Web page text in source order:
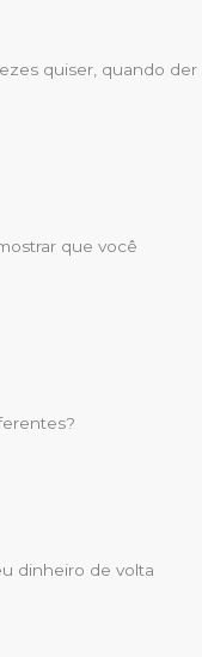
quiser, quando der
que você
dinheiro de volta